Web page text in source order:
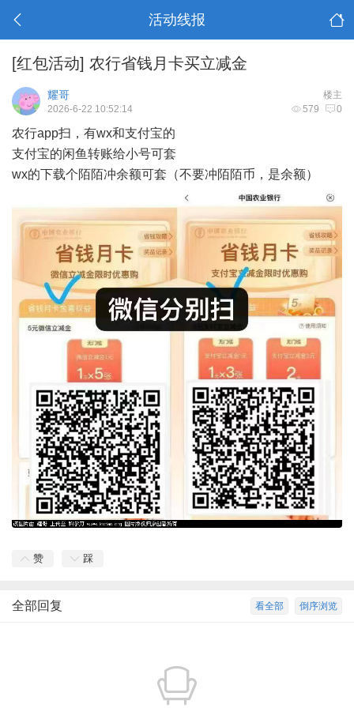
活动线报
[红包活动] 农行省钱月卡买立减金
楼主
耀哥
579 0
2026-6-22 10:52:14
农行app扫，有wx和支付宝的
支付宝的闲鱼转账给小号可套
wx的下载个陌陌冲余额可套（不要冲陌陌币，是余额）
赞 踩
倒序浏览
看全部
全部回复